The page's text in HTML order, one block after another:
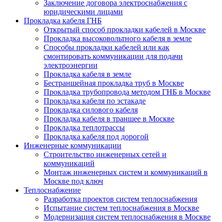
Заключение договора электроснабжения с
юридическими лицами
Прокладка кабеля ГНБ
Открытый способ прокладки кабелей в Москве
Прокладка высоковольтного кабеля в земле
Способы прокладки кабелей или как
смонтировать коммуникации для подачи
электроэнергии
Прокладка кабеля в земле
Бестраншейная прокладка труб в Москве
Прокладка трубопровода методом ГНБ в Москве
Прокладка кабеля по эстакаде
Прокладка силового кабеля
Прокладка кабеля в траншее в Москве
Прокладка теплотрассы
Прокладка кабеля под дорогой
Инженерные коммуникации
Строительство инженерных сетей и
коммуникаций
Монтаж инженерных систем и коммуникаций в
Москве под ключ
Теплоснабжение
Разработка проектов систем теплоснабжения
Испытание систем теплоснабжения в Москве
Модернизация систем теплоснабжения в Москве